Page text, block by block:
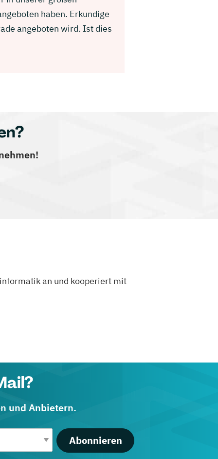
haben. Erkundige
angeboten wird. Ist dies
an und kooperiert mit
und Anbietern.
Abonnieren